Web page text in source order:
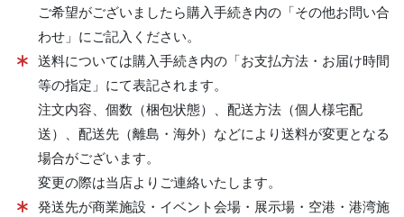
ご希望がございましたら購入手続き内の「その他お問い合
わせ」にご記入ください。
送料については購入手続き内の「お支払方法・お届け時間
等の指定」にて表記されます。
注文内容、個数（梱包状態）、配送方法（個人様宅配
送）、配送先（離島・海外）などにより送料が変更となる
場合がございます。
変更の際は当店よりご連絡いたします。
発送先が商業施設・イベント会場・展示場・空港・港湾施